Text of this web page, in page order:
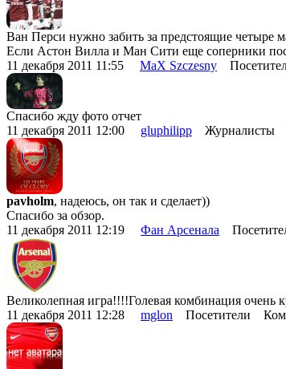
Ван Перси нужно забить за предстоящие четыре
Если Астон Вилла и Ман Сити еще соперники
11 декабря 2011 11:55 MaX Szczesny
Спасибо жду фото отчет
11 декабря 2011 12:00 gluphilipp Журналисты
pavholm, надеюсь, он так и сделает))
Спасибо за обзор.
11 декабря 2011 12:19 Фан Арсенала
Великолепная игра!!!!Голевая комбинация очень
11 декабря 2011 12:28 mglon Посетители